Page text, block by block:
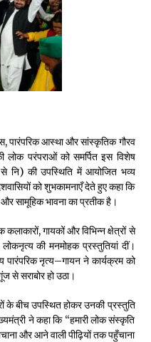
14 May
12 May
11 May
10 May
पारंपरिक आस्था और सांस्कृतिक गौरव
परंपराओं को समर्पित इस विशेष
नि) की उपस्थिति में आयोजित भव्य
को शुभकामनाएँ देते हुए कहा कि
सामूहिक भावना का प्रतीक है।
गायकों और विभिन्न क्षेत्रों से
की मनमोहक प्रस्तुतियां दीं।
नृत्य–गायन ने कार्यक्रम को
से सराबोर हो उठा।
के बीच उपस्थित होकर उनकी प्रस्तुति
ने कहा कि “हमारी लोक संस्कृति
और आने वाली पीढ़ियों तक पहुँचाना